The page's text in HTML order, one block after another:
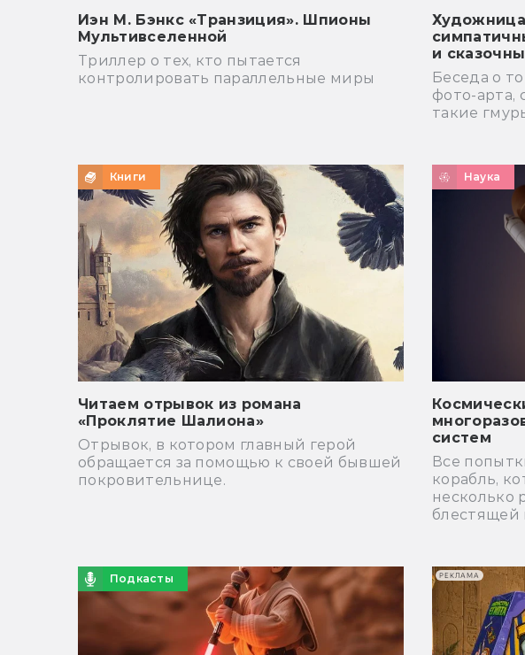
Иэн М. Бэнкс «Транзиция». Шпионы
Мультивселенной
Триллер о тех, кто пытается
контролировать параллельные миры
и
Беседа о
фото-арта,
такие
Книги
Читаем отрывок из романа
«Проклятие Шалиона»
Отрывок, в котором главный герой
обращается за помощью к своей бывшей
покровительнице.
Наука
систем
Все
корабль,
несколько
блестящей
Подкасты РЕКЛАМА